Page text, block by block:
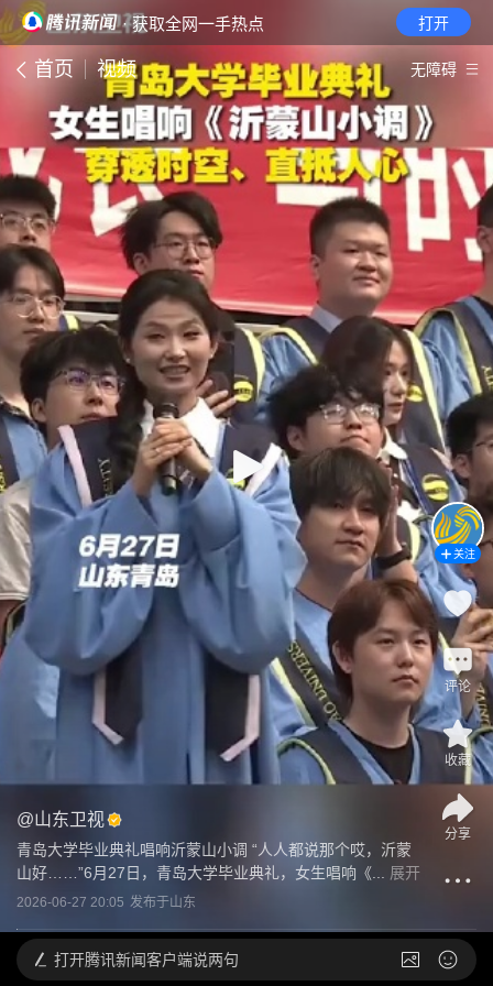
· 获取全网一手热点 打开
首页 视频 无障碍
@山东卫视
青岛大学毕业典礼唱响沂蒙山小调 “人人都说那个哎，沂蒙
山好……”6月27日，青岛大学毕业典礼，女生唱响《...
展开
2026-06-27 20:05 发布于山东
关注
评论
收藏
分享
打开腾讯新闻客户端说两句